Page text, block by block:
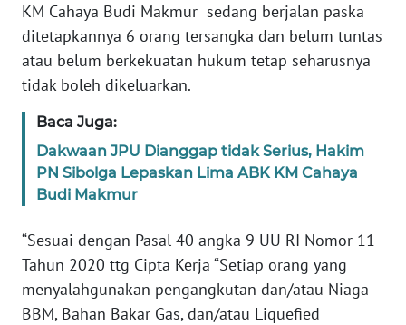
KM Cahaya Budi Makmur sedang berjalan paska
ditetapkannya 6 orang tersangka dan belum tuntas
atau belum berkekuatan hukum tetap seharusnya
tidak boleh dikeluarkan.
Baca Juga:
Dakwaan JPU Dianggap tidak Serius, Hakim
PN Sibolga Lepaskan Lima ABK KM Cahaya
Budi Makmur
“Sesuai dengan Pasal 40 angka 9 UU RI Nomor 11
Tahun 2020 ttg Cipta Kerja “Setiap orang yang
menyalahgunakan pengangkutan dan/atau Niaga
BBM, Bahan Bakar Gas, dan/atau Liquefied
WN
SUMBAR
SUMSEL
WN
BENGKULU
WN
LAMPUNG
WN